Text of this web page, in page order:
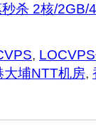
杀 2核/
,
大埔NTT机房,